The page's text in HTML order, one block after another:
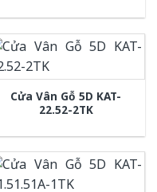
Cửa Vân Gỗ 5D KAT-
22.52-2TK